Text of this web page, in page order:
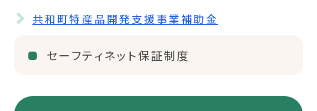
共和町特産品開発支援事業補助金
セーフティネット保証制度